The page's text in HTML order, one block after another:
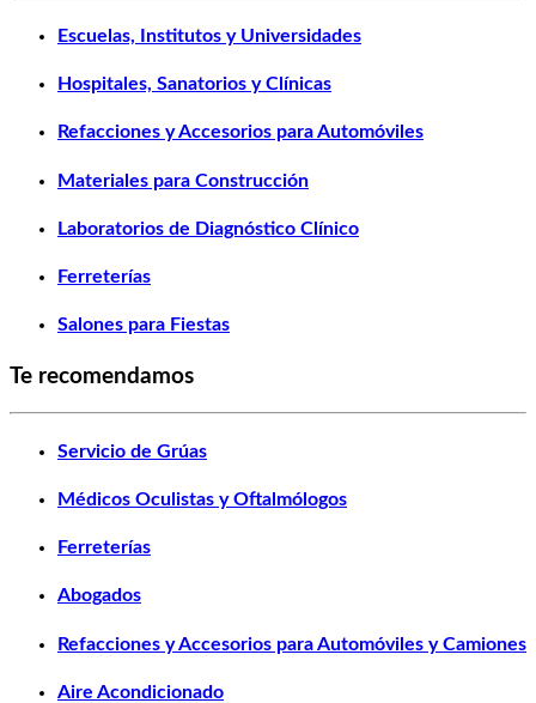
Escuelas, Institutos y Universidades
Hospitales, Sanatorios y Clínicas
Refacciones y Accesorios para Automóviles
Materiales para Construcción
Laboratorios de Diagnóstico Clínico
Ferreterías
Salones para Fiestas
Te recomendamos
Servicio de Grúas
Médicos Oculistas y Oftalmólogos
Ferreterías
Abogados
Refacciones y Accesorios para Automóviles y Camiones
Aire Acondicionado